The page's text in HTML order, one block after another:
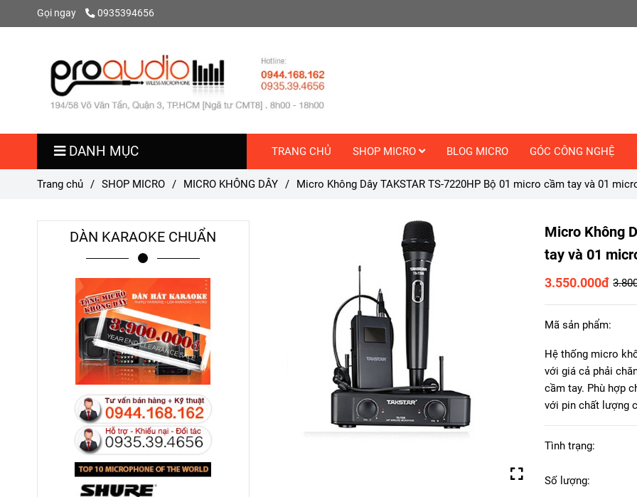
Gọi ngay 0935394656
DANH MỤC TRANG CHỦ SHOP MICRO BLOG MICRO GÓC CÔNG NGHỆ
Trang chủ / SHOP MICRO / MICRO KHÔNG DÂY / Micro Không Dây TAKSTAR TS-7220HP Bộ 01 micro cầm tay và 01
Micro Không
tay và 01
3.550.000đ
Mã sản phẩm:
Hệ thống micro
với giá cả phải
cầm tay. Phù hợp
với pin chất lượng
Tình trạng:
Số lượng:
DÀN KARAOKE CHUẨN